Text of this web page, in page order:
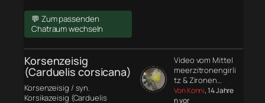
💬 Zum passenden
Chatraum wechseln
Korsenzeisig
(Carduelis corsicana)
Korsenzeisig / syn.
Korsikazeisig (Carduelis
Video vom Mittel
meerzitronengirli
tz & Zironen…
Von Konni, 14 Jahre
n vor